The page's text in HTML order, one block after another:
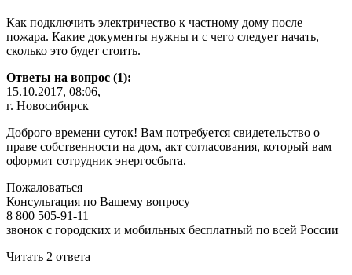
Как подключить электричество к частному дому после
пожара. Какие документы нужны и с чего следует начать,
сколько это будет стоить.
Ответы на вопрос (1):
15.10.2017, 08:06,
г. Новосибирск
Доброго времени суток! Вам потребуется свидетельство о
праве собственности на дом, акт согласования, который вам
оформит сотрудник энергосбыта.
Пожаловаться
Консультация по Вашему вопросу
8 800 505-91-11
звонок с городских и мобильных бесплатный по всей России
Читать 2 ответa